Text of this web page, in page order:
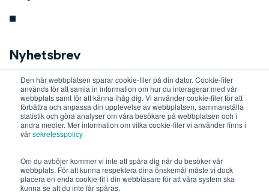
Den här webbplatsen sparar cookie-filer på din dator. Cookie-filer
används för att samla in information om hur du interagerar med vår
webbplats samt för att känna ihåg dig. Vi använder cookie-filer för att
förbättra och anpassa din upplevelse av webbplatsen, sammanställa
statistik och göra analyser om våra besökare på webbplatsen och i
andra medier. Mer information om vilka cookie-filer vi använder finns i
vårsekretesspolicy
Om du avböjer kommer vi inte att spåra dig när du besöker vår
webbplats. För att kunna respektera dina önskemål måste vi dock
placera en enda cookie-fil i din webbläsare för att våra system ska
kunna se att du inte får spåras.
Nyhetsbrev
key
b
o
a